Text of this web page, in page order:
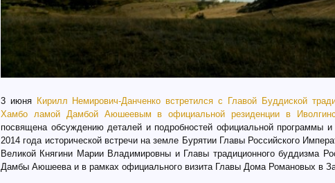
3 июня Кирилл Немирович-Данченко встретился с Главой Буддиской
Хамбо ламой Дамбой Аюшеевым в официальной резиденции в
посвящена обсуждению деталей и подробностей официальной программы
2014 года исторической встречи на земле Бурятии Главы Российского
Великой Княгини Марии Владимировны и Главы традиционного буддизма
Дамбы Аюшеева и в рамках официального визита Главы Дома Романовых в